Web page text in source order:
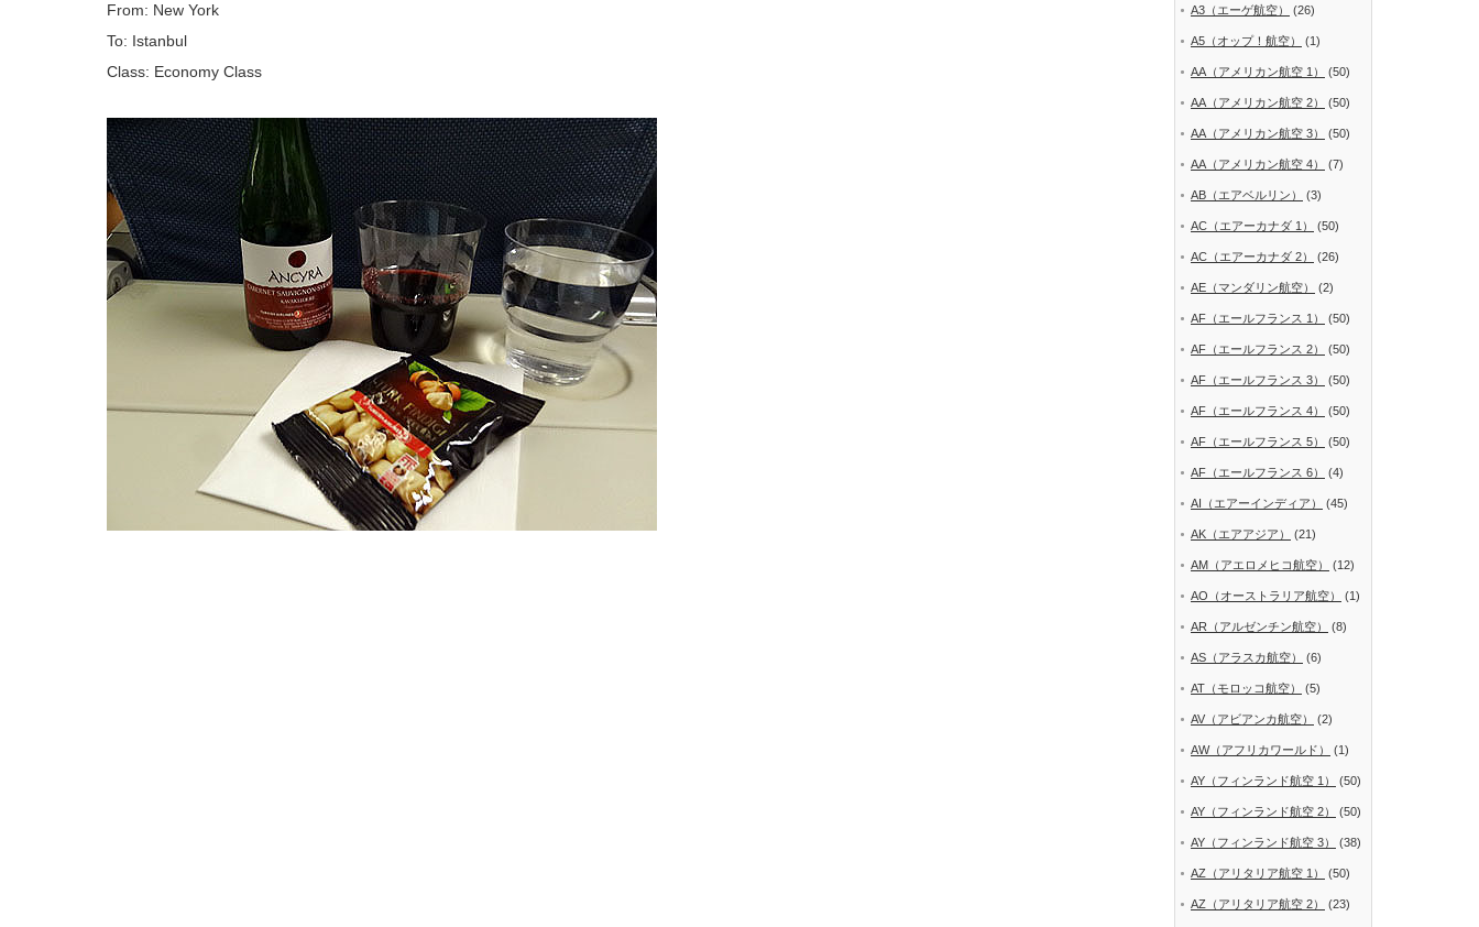
From: New York
To: Istanbul
Class: Economy Class
A3（エーゲ航空） (26)
A5（オップ！航空） (1)
AA（アメリカン航空 1） (50)
AA（アメリカン航空 2） (50)
AA（アメリカン航空 3） (50)
AA（アメリカン航空 4） (7)
AB（エアベルリン） (3)
AC（エアーカナダ 1） (50)
AC（エアーカナダ 2） (26)
AE（マンダリン航空） (2)
AF（エールフランス 1） (50)
AF（エールフランス 2） (50)
AF（エールフランス 3） (50)
AF（エールフランス 4） (50)
AF（エールフランス 5） (50)
AF（エールフランス 6） (4)
AI（エアーインディア） (45)
AK（エアアジア） (21)
AM（アエロメヒコ航空） (12)
AO（オーストラリア航空） (1)
AR（アルゼンチン航空） (8)
AS（アラスカ航空） (6)
AT（モロッコ航空） (5)
AV（アビアンカ航空） (2)
AW（アフリカワールド） (1)
AY（フィンランド航空 1） (50)
AY（フィンランド航空 2） (50)
AY（フィンランド航空 3） (38)
AZ（アリタリア航空 1） (50)
AZ（アリタリア航空 2） (23)